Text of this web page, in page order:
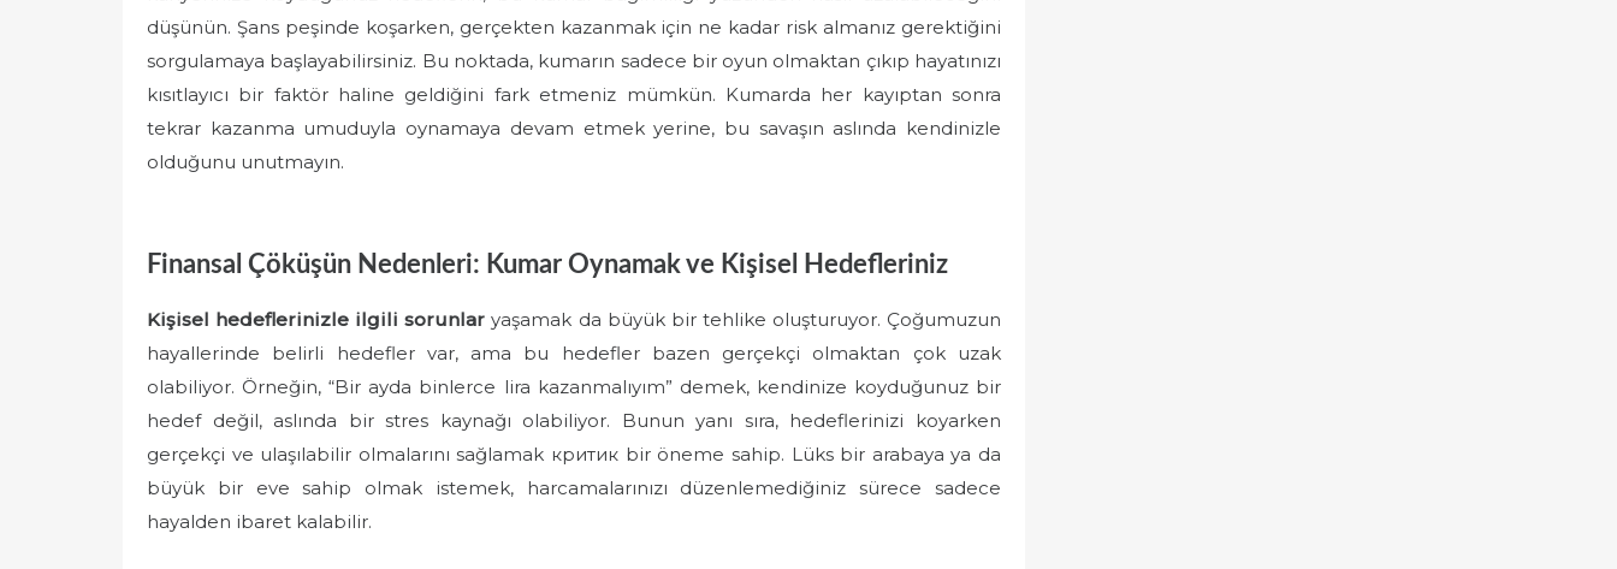
düşünün. Şans peşinde koşarken, gerçekten kazanmak için ne kadar risk almanız gerektiğini
sorgulamaya başlayabilirsiniz. Bu noktada, kumarın sadece bir oyun olmaktan çıkıp hayatınızı
kısıtlayıcı bir faktör haline geldiğini fark etmeniz mümkün. Kumarda her kayıptan sonra
tekrar kazanma umuduyla oynamaya devam etmek yerine, bu savaşın aslında kendinizle
olduğunu unutmayın.
Finansal Çöküşün Nedenleri: Kumar Oynamak ve Kişisel Hedefleriniz
Kişisel hedeflerinizle ilgili sorunlar yaşamak da büyük bir tehlike oluşturuyor. Çoğumuzun
hayallerinde belirli hedefler var, ama bu hedefler bazen gerçekçi olmaktan çok uzak
olabiliyor. Örneğin, “Bir ayda binlerce lira kazanmalıyım” demek, kendinize koyduğunuz bir
hedef değil, aslında bir stres kaynağı olabiliyor. Bunun yanı sıra, hedeflerinizi koyarken
gerçekçi ve ulaşılabilir olmalarını sağlamak критик bir öneme sahip. Lüks bir arabaya ya da
büyük bir eve sahip olmak istemek, harcamalarınızı düzenlemediğiniz sürece sadece
hayalden ibaret kalabilir.